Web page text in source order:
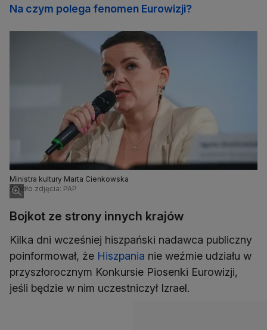
Na czym polega fenomen Eurowizji?
Ministra kultury Marta Cienkowska
Źródło zdjęcia: PAP
Bojkot ze strony innych krajów
Kilka dni wcześniej hiszpański nadawca publiczny
poinformował, że Hiszpania nie weźmie udziału w
przyszłorocznym Konkursie Piosenki Eurowizji,
jeśli będzie w nim uczestniczył Izrael.